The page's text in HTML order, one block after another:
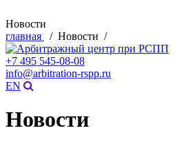
Новости
главная
/ Новости /
+7 495 545-08-08
info@arbitration-rspp.ru
EN
Новости